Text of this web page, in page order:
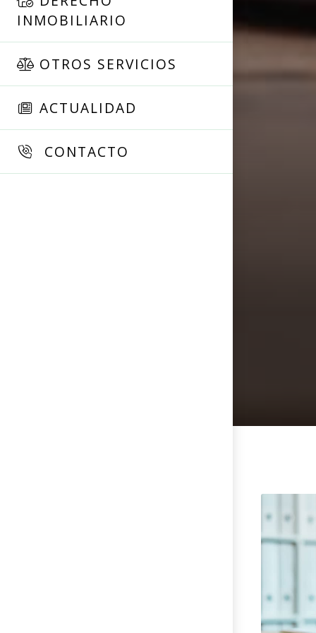
INMOBILIARIO
OTROS SERVICIOS
ACTUALIDAD
CONTACTO